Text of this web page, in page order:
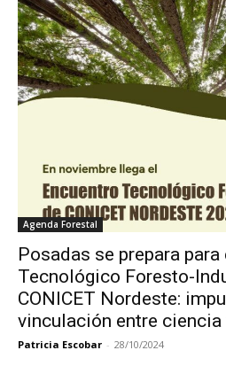
Agenda Forestal
Posadas se prepara
Tecnológico Foresto-
CONICET Nordeste:
vinculación entre ciencia
Patricia Escobar - 28/10/2024